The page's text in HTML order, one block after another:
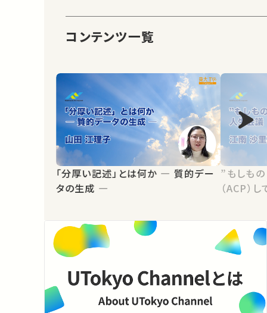
コンテンツ一覧
「分厚い記述」とは何か ― 質的デー
タの生成 ―
”もしも
（ACP）